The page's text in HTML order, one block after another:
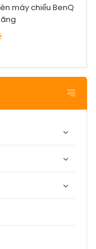
máy chiếu BenQ